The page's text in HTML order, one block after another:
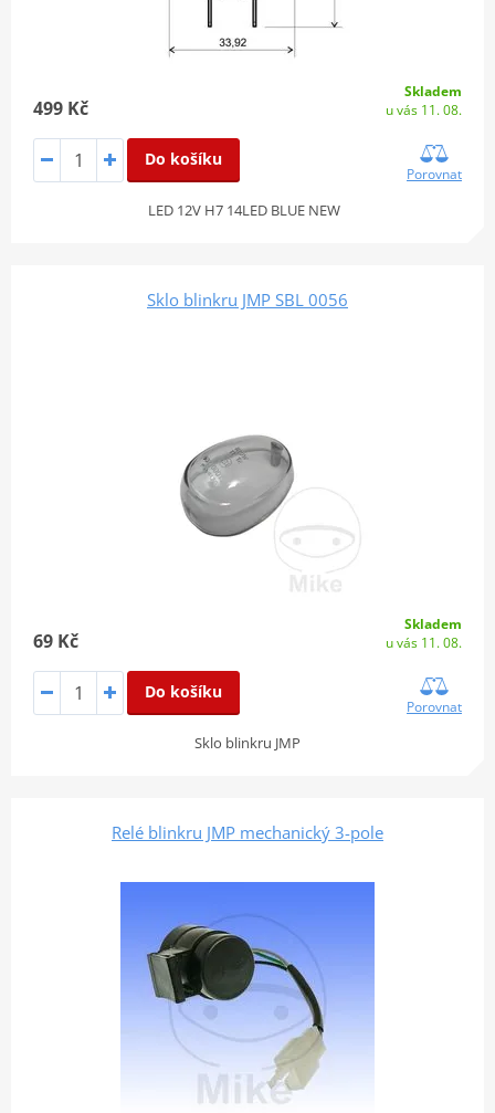
499 Kč
Skladem
u vás 11. 08.
Do košíku
Porovnat
LED 12V H7 14LED BLUE NEW
Sklo blinkru JMP SBL 0056
69 Kč
Skladem
u vás 11. 08.
Do košíku
Porovnat
Sklo blinkru JMP
Relé blinkru JMP mechanický 3-pole